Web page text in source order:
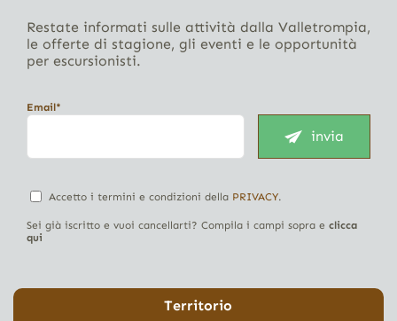
Restate informati sulle attività dalla Valletrompia,
le offerte di stagione, gli eventi e le opportunità
per escursionisti.
Email*
invia
Accetto i termini e condizioni della PRIVACY.
Sei già iscritto e vuoi cancellarti? Compila i campi sopra e clicca
qui
Territorio